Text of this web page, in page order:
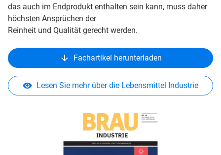
das auch im Endprodukt enthalten sein kann, muss daher
höchsten Ansprüchen der
Reinheit und Qualität gerecht werden.
Fachartikel herunterladen
Lesen Sie mehr über die Lebensmittel Industrie